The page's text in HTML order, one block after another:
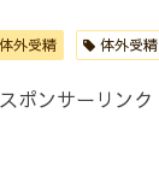
体外受精 体外受精
スポンサーリンク